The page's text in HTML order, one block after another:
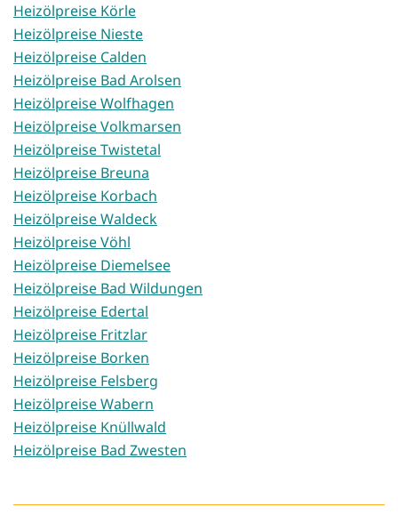
Heizölpreise Körle
Heizölpreise Nieste
Heizölpreise Calden
Heizölpreise Bad Arolsen
Heizölpreise Wolfhagen
Heizölpreise Volkmarsen
Heizölpreise Twistetal
Heizölpreise Breuna
Heizölpreise Korbach
Heizölpreise Waldeck
Heizölpreise Vöhl
Heizölpreise Diemelsee
Heizölpreise Bad Wildungen
Heizölpreise Edertal
Heizölpreise Fritzlar
Heizölpreise Borken
Heizölpreise Felsberg
Heizölpreise Wabern
Heizölpreise Knüllwald
Heizölpreise Bad Zwesten